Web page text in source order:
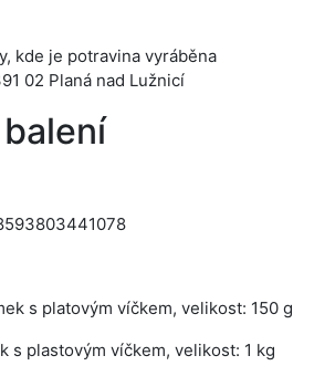
kde je potravina vyráběna
02 Planá nad Lužnicí
s platovým víčkem, velikost: 150 g
s plastovým víčkem, velikost: 1 kg